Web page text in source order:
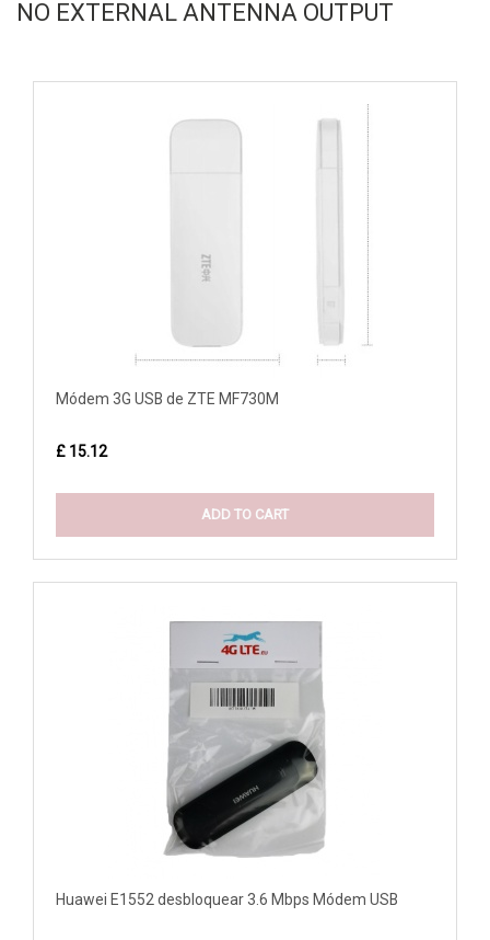
NO EXTERNAL ANTENNA OUTPUT
Módem 3G USB de ZTE MF730M
£ 15.12
ADD TO CART
Huawei E1552 desbloquear 3.6 Mbps Módem USB